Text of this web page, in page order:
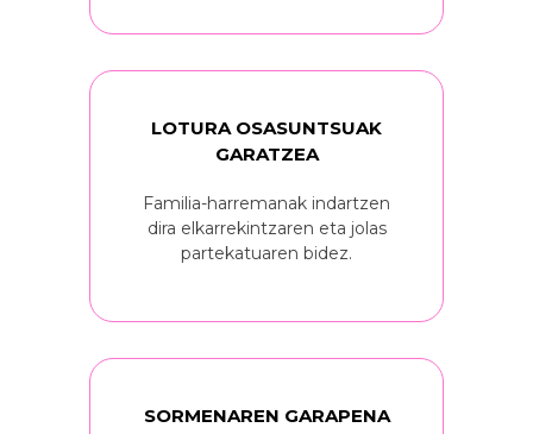
LOTURA OSASUNTSUAK
GARATZEA
Familia-harremanak indartzen
dira elkarrekintzaren eta jolas
partekatuaren bidez.
SORMENAREN GARAPENA